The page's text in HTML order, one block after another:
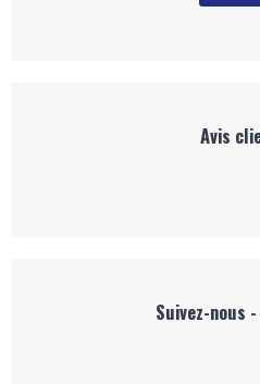
Avis
Suivez-nous